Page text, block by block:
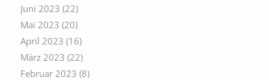
Juni 2023 (22)
Mai 2023 (20)
April 2023 (16)
März 2023 (22)
Februar 2023 (8)